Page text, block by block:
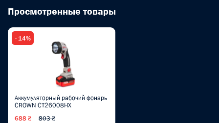
Просмотренные товары
- 14%
Аккумуляторный рабочий фонарь
CROWN CT26008HX
688 ₴ 803 ₴